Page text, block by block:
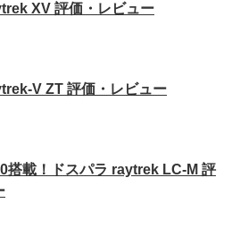
XV 評価・レビュー
V ZT 評価・レビュー
搭載！ドスパラ raytrek LC-M 評